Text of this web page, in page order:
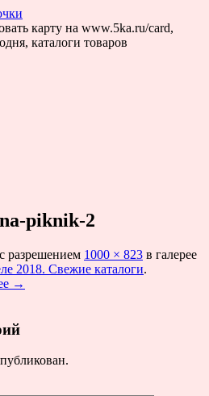
карту на www.5ka.ru/card,
каталоги товаров
piknik-2
с разрешением 1000 × 823 в галерее
2018. Свежие каталоги.
→